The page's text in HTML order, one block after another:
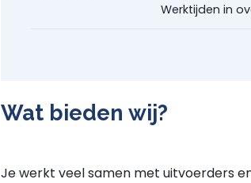
Werktijden in
Wat bieden wij?
Je werkt veel samen met uitvoerders